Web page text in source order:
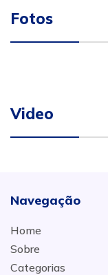
Fotos
Video
Navegação
Home
Sobre
Categorias